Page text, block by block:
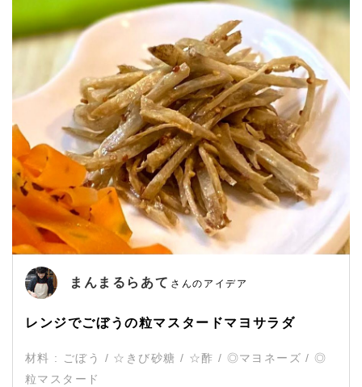
まんまるらあて さんのアイデア
レンジでごぼうの粒マスタードマヨサラダ
材料 : ごぼう / ☆きび砂糖 / ☆酢 / ◎マヨネーズ / ◎
粒マスタード